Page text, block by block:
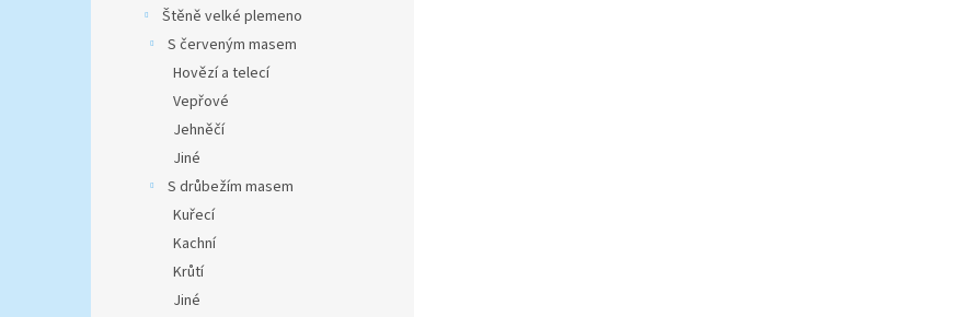
Štěně velké plemeno
S červeným masem
Hovězí a telecí
Vepřové
Jehněčí
Jiné
S drůbežím masem
Kuřecí
Kachní
Krůtí
Jiné